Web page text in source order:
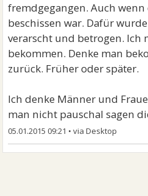
fremdgegangen. Auch
beschissen war. Dafür
verarscht und betrogen. Ich
bekommen. Denke man
zurück. Früher oder später.
Ich denke Männer und
man nicht pauschal sagen
05.01.2015 09:21 •